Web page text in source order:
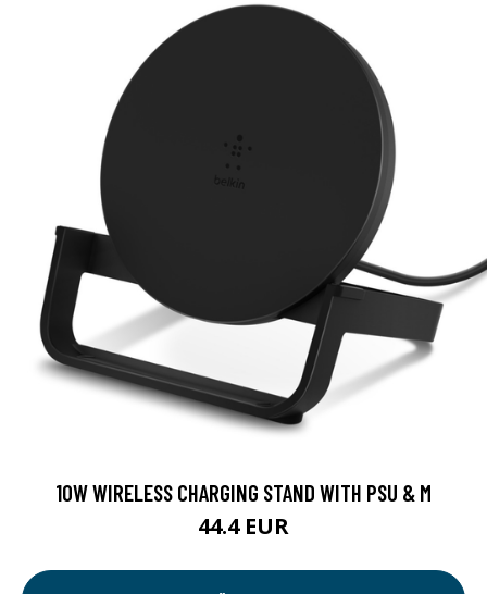
10W WIRELESS CHARGING STAND WITH PSU & M
44.4 EUR